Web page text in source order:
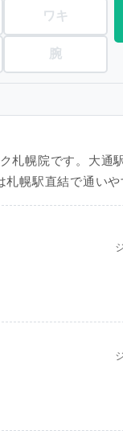
ワキ
腕
幌院です。大
幌駅直結で通い